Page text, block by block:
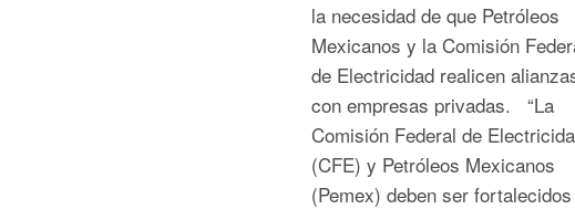
la necesidad de que Petróleos
Mexicanos y la Comisión
de Electricidad realicen
con empresas privadas. “La
Comisión Federal de
(CFE) y Petróleos Mexicanos
(Pemex) deben ser fortalecidos